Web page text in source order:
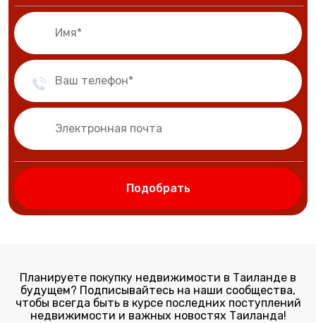
Планируете покупку недвижимости в Таиланде в
будущем? Подписывайтесь на наши сообщества,
чтобы всегда быть в курсе последних поступлений
недвижимости и важных новостях Таиланда!